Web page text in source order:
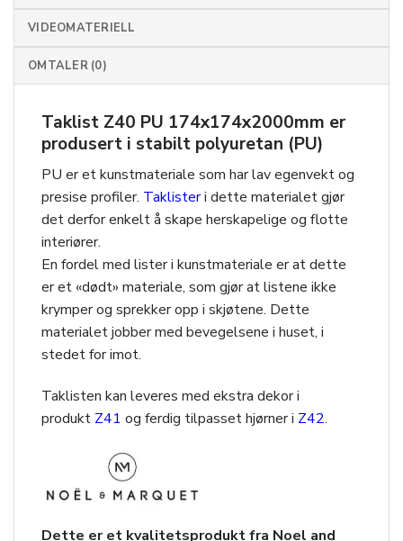
VIDEOMATERIELL
OMTALER (0)
Taklist Z40 PU 174x174x2000mm er
produsert i stabilt polyuretan (PU)
PU er et kunstmateriale som har lav egenvekt og
presise profiler. Taklisteri dette materialet gjør
det derfor enkelt å skape herskapelige og flotte
interiører.
En fordel med lister i kunstmateriale er at dette
er et «dødt» materiale, som gjør at listene ikke
krymper og sprekker opp i skjøtene. Dette
materialet jobber med bevegelsene i huset, i
stedet for imot.
Taklisten kan leveres med ekstra dekor i
produkt Z41 og ferdig tilpasset hjørner i Z42.
Dette er et kvalitetsprodukt fra Noel and